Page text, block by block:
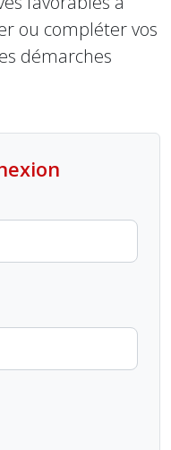
ou compléter vos
démarches